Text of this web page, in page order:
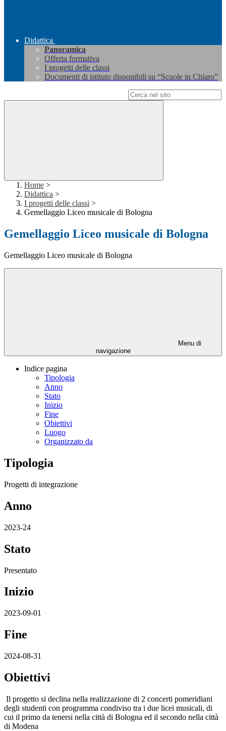
Didattica
Panoramica
Offerta formativa
I progetti delle classi
Documenti di istituto disponibili su “Scuole in Chiaro”
Home >
Didattica >
I progetti delle classi >
Gemellaggio Liceo musicale di Bologna
Gemellaggio Liceo musicale di Bologna
Gemellaggio Liceo musicale di Bologna
Menu di
navigazione
Indice pagina
Tipologia
Anno
Stato
Inizio
Fine
Obiettivi
Luogo
Organizzato da
Tipologia
Progetti di integrazione
Anno
2023-24
Stato
Presentato
Inizio
2023-09-01
Fine
2024-08-31
Obiettivi
Il progetto si declina nella realizzazione di 2 concerti pomeridiani
degli studenti con programma condiviso tra i due licei musicali, di
cui il primo da tenersi nella città di Bologna ed il secondo nella città
di Modena